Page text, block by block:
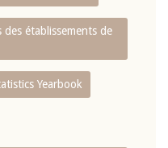
établissements de
Yearbook